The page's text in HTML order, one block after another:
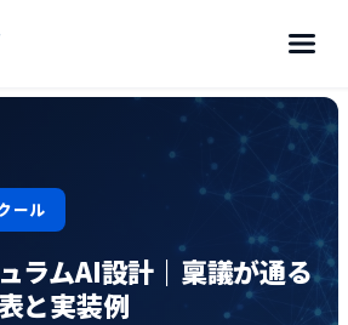
ール
ラムAI設計｜稟議が通る
と実装例